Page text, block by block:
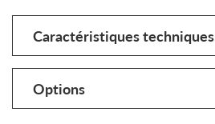
Caractéristiques techniques
Options